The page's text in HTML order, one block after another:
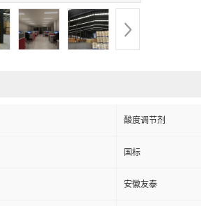
酸度调节剂
国标
安徽友泰